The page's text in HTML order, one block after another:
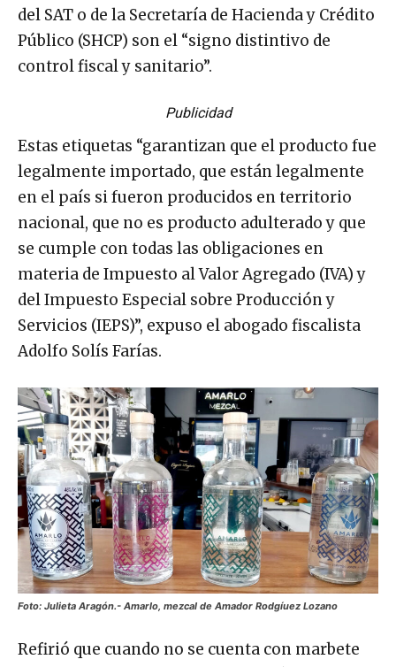
del SAT o de la Secretaría de Hacienda y Crédito
Público (SHCP) son el “signo distintivo de
control fiscal y sanitario”.
Publicidad
Estas etiquetas “garantizan que el producto fue
legalmente importado, que están legalmente
en el país si fueron producidos en territorio
nacional, que no es producto adulterado y que
se cumple con todas las obligaciones en
materia de Impuesto al Valor Agregado (IVA) y
del Impuesto Especial sobre Producción y
Servicios (IEPS)”, expuso el abogado fiscalista
Adolfo Solís Farías.
Foto: Julieta Aragón.- Amarlo, mezcal de Amador Rodgíuez Lozano
Refirió que cuando no se cuenta con marbete